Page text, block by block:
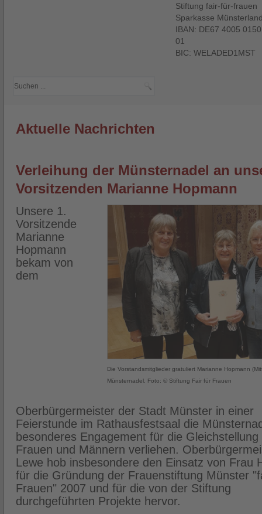
Stiftung fair-für-frauen
Sparkasse
IBAN: DE67 4005
01
BIC: WELADED1MST
Aktuelle Nachrichten
Verleihung der Münsternadel an
Vorsitzenden Marianne Hopmann
Die Vorstandsmitglieder gratuliert Marianne Hopmann
Münsternadel. Foto: © Stiftung Fair für Frauen
Unsere 1.
Vorsitzende
Marianne
Hopmann
bekam von
dem
Oberbürgermeister der Stadt Münster in einer
Feierstunde im Rathausfestsaal die
besonderes Engagement für die Gleichstellung
Frauen und Männern verliehen.
Lewe hob insbesondere den Einsatz von Frau
für die Gründung der Frauenstiftung Münster
Frauen" 2007 und für die von der Stiftung
durchgeführten Projekte hervor.